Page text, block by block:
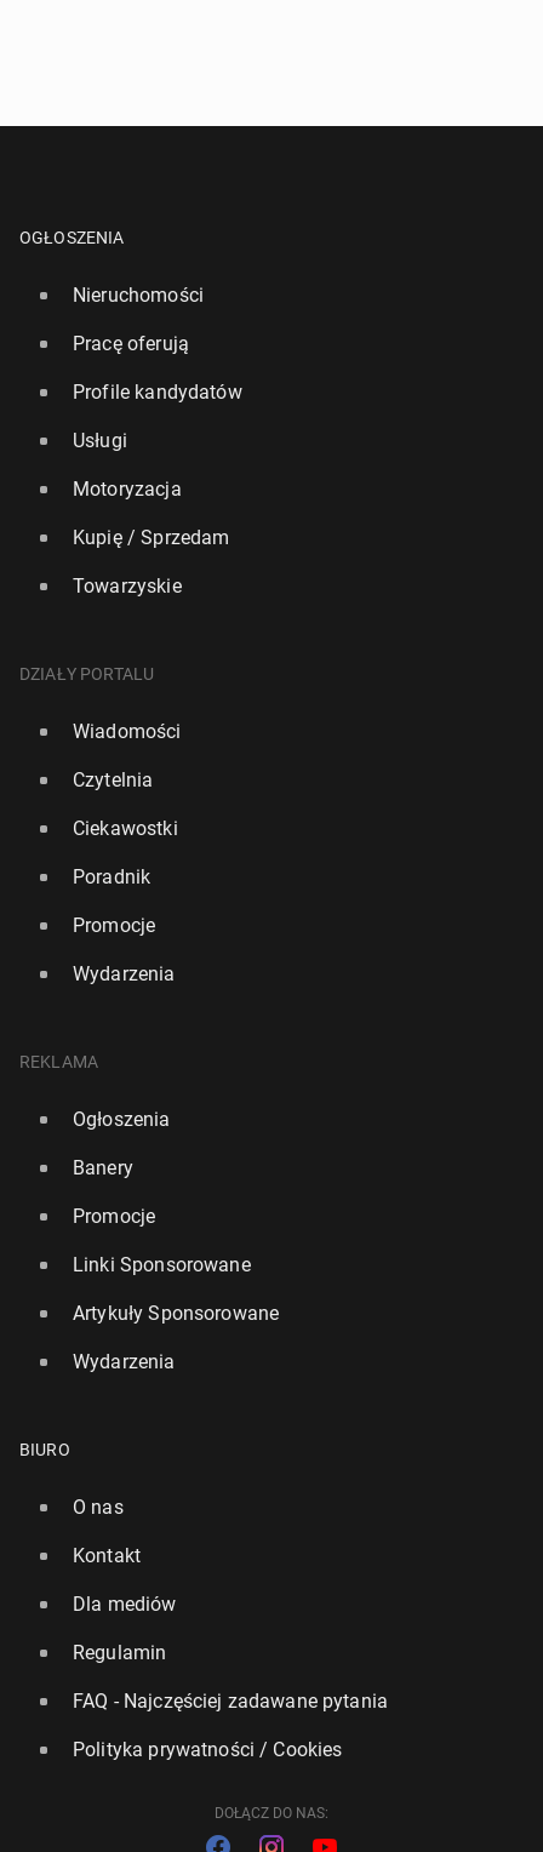
OGŁOSZENIA
Nieruchomości
Pracę oferują
Profile kandydatów
Usługi
Motoryzacja
Kupię / Sprzedam
Towarzyskie
DZIAŁY PORTALU
Wiadomości
Czytelnia
Ciekawostki
Poradnik
Promocje
Wydarzenia
REKLAMA
Ogłoszenia
Banery
Promocje
Linki Sponsorowane
Artykuły Sponsorowane
Wydarzenia
BIURO
O nas
Kontakt
Dla mediów
Regulamin
FAQ - Najczęściej zadawane pytania
Polityka prywatności / Cookies
DOŁĄCZ DO NAS: